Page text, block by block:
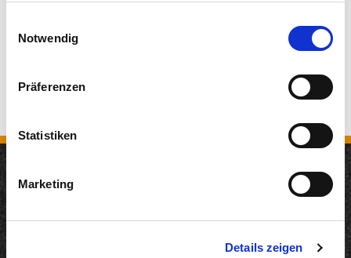
Cookies, wenn Sie unsere Webseite weiterhin nutzen.
Notwendig
Präferenzen
Statistiken
Marketing
Details zeigen
200 Jahre KD: Remagen und KD starten gemeinsame